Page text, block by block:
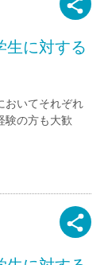
生に対する
おいてそれぞれ
験の方も大歓